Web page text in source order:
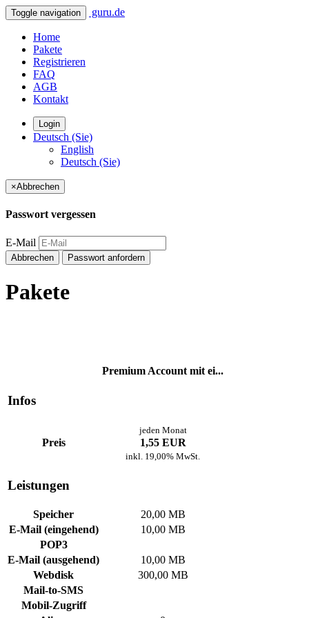
Toggle navigation guru.de
Home
Pakete
Registrieren
FAQ
AGB
Kontakt
Login
Deutsch (Sie)
English
Deutsch (Sie)
×Abbrechen
Passwort vergessen
E-Mail
Abbrechen Passwort anfordern
Pakete
Premium Account mit ei...
Infos
Preis
jeden Monat
1,55 EUR
inkl. 19,00% MwSt.
Leistungen
Speicher
20,00 MB
E-Mail (eingehend)
10,00 MB
POP3
E-Mail (ausgehend)
10,00 MB
Webdisk
300,00 MB
Mail-to-SMS
Mobil-Zugriff